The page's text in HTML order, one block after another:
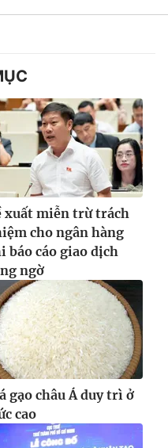
xuất miễn trừ trách
cho ngân hàng
báo cáo giao dịch
ngờ
gạo châu Á duy trì ở
cao